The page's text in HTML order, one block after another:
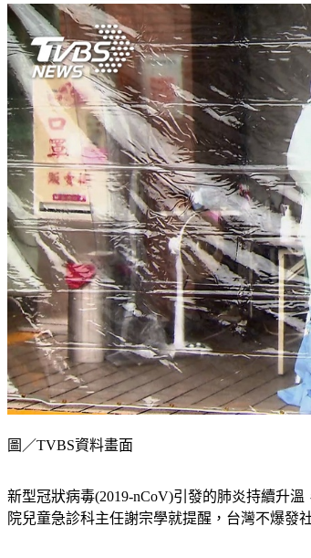
圖／TVBS資料畫面
新型冠狀病毒(2019-nCoV)引發的肺炎持續升
院兒童急診科主任謝宗學就提醒，台灣不爆發